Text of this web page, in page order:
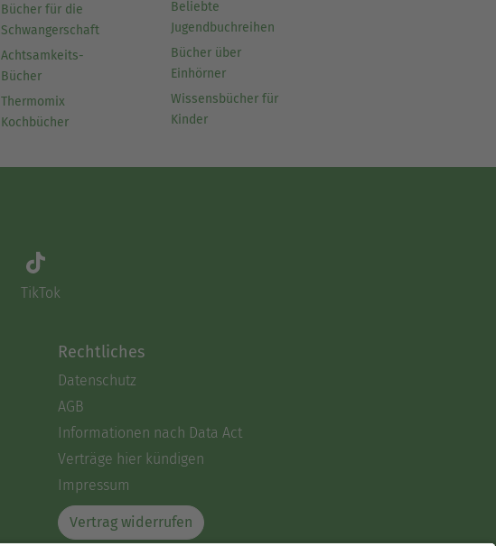
Bücher für die
Schwangerschaft
Achtsamkeits-
Bücher
Thermomix
Kochbücher
Beliebte
Jugendbuchreihen
Bücher über
Einhörner
Wissensbücher für
Kinder
TikTok
Rechtliches
Datenschutz
AGB
Informationen nach Data Act
Verträge hier kündigen
Impressum
Vertrag widerrufen